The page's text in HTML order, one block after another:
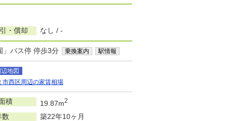
・償却 なし / -
」バス停 停歩3分 乗換案内 駅情報
辺地図
市西区周辺の家賃相場
積 19.87m2
数 築22年10ヶ月